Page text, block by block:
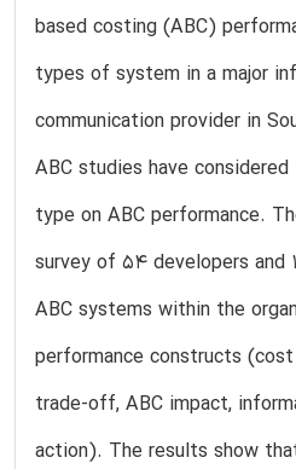
based costing (ABC)
types of system in a major
communication provider in
ABC studies have
type on ABC performance.
survey of 54 developers and
ABC systems within the
performance constructs
trade-off, ABC impact,
action). The results show